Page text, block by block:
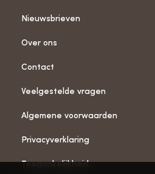
Nieuwsbrieven
Over ons
Contact
Veelgestelde vragen
Algemene voorwaarden
Privacyverklaring
Toegankelijkheid